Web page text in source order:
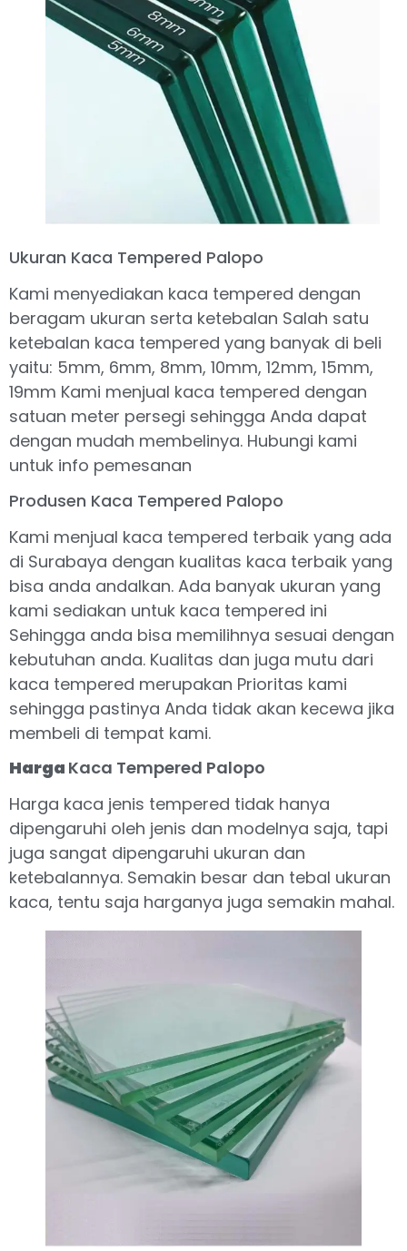
Ukuran Kaca Tempered Palopo
Kami menyediakan kaca tempered dengan
beragam ukuran serta ketebalan Salah satu
ketebalan kaca tempered yang banyak di beli
yaitu: 5mm, 6mm, 8mm, 10mm, 12mm, 15mm,
19mm Kami menjual kaca tempered dengan
satuan meter persegi sehingga Anda dapat
dengan mudah membelinya. Hubungi kami
untuk info pemesanan
Produsen Kaca Tempered Palopo
Kami menjual kaca tempered terbaik yang ada
di Surabaya dengan kualitas kaca terbaik yang
bisa anda andalkan. Ada banyak ukuran yang
kami sediakan untuk kaca tempered ini
Sehingga anda bisa memilihnya sesuai dengan
kebutuhan anda. Kualitas dan juga mutu dari
kaca tempered merupakan Prioritas kami
sehingga pastinya Anda tidak akan kecewa jika
membeli di tempat kami.
Harga Kaca Tempered Palopo
Harga kaca jenis tempered tidak hanya
dipengaruhi oleh jenis dan modelnya saja, tapi
juga sangat dipengaruhi ukuran dan
ketebalannya. Semakin besar dan tebal ukuran
kaca, tentu saja harganya juga semakin mahal.